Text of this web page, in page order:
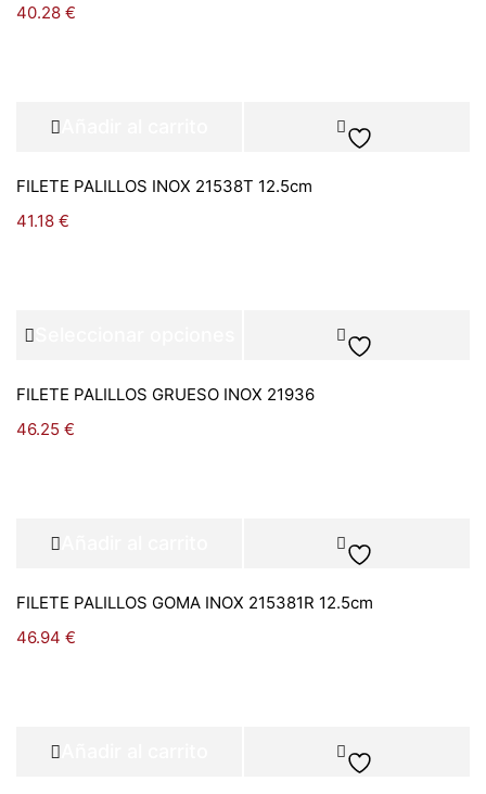
40.28 €
FILETE PALILLOS INOX 21538T 12.5cm
41.18 €
FILETE PALILLOS GRUESO INOX 21936
46.25 €
FILETE PALILLOS GOMA INOX 215381R 12.5cm
46.94 €